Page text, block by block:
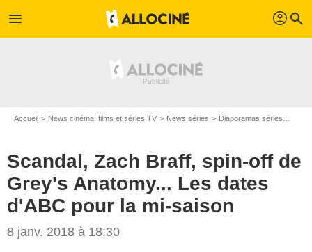
menu profil search
Accueil News cinéma, films et séries TV News séries Diaporamas séries
Scandal, Zach Braff, spin-off de
Grey's Anatomy... Les dates
d'ABC pour la mi-saison
8 janv. 2018 à 18:30